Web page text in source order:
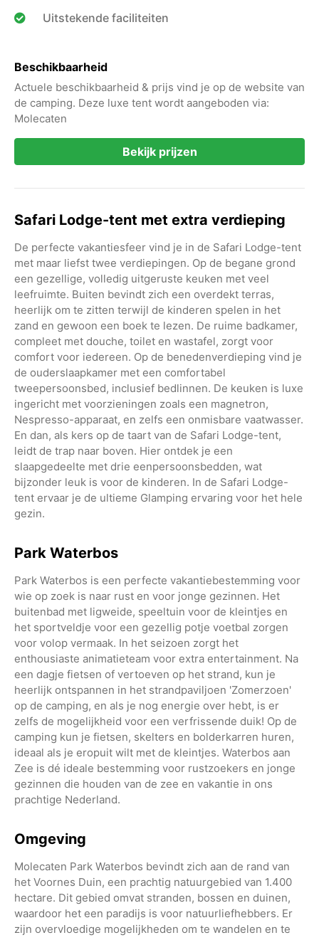
Uitstekende faciliteiten
Beschikbaarheid
Actuele beschikbaarheid & prijs vind je op de website van
de camping. Deze luxe tent wordt aangeboden via:
Molecaten
Bekijk prijzen
Safari Lodge-tent met extra verdieping
De perfecte vakantiesfeer vind je in de Safari Lodge-tent
met maar liefst twee verdiepingen. Op de begane grond
een gezellige, volledig uitgeruste keuken met veel
leefruimte. Buiten bevindt zich een overdekt terras,
heerlijk om te zitten terwijl de kinderen spelen in het
zand en gewoon een boek te lezen. De ruime badkamer,
compleet met douche, toilet en wastafel, zorgt voor
comfort voor iedereen. Op de benedenverdieping vind je
de ouderslaapkamer met een comfortabel
tweepersoonsbed, inclusief bedlinnen. De keuken is luxe
ingericht met voorzieningen zoals een magnetron,
Nespresso-apparaat, en zelfs een onmisbare vaatwasser.
En dan, als kers op de taart van de Safari Lodge-tent,
leidt de trap naar boven. Hier ontdek je een
slaapgedeelte met drie eenpersoonsbedden, wat
bijzonder leuk is voor de kinderen. In de Safari Lodge-
tent ervaar je de ultieme Glamping ervaring voor het hele
gezin.
Park Waterbos
Park Waterbos is een perfecte vakantiebestemming voor
wie op zoek is naar rust en voor jonge gezinnen. Het
buitenbad met ligweide, speeltuin voor de kleintjes en
het sportveldje voor een gezellig potje voetbal zorgen
voor volop vermaak. In het seizoen zorgt het
enthousiaste animatieteam voor extra entertainment. Na
een dagje fietsen of vertoeven op het strand, kun je
heerlijk ontspannen in het strandpaviljoen 'Zomerzoen'
op de camping, en als je nog energie over hebt, is er
zelfs de mogelijkheid voor een verfrissende duik! Op de
camping kun je fietsen, skelters en bolderkarren huren,
ideaal als je eropuit wilt met de kleintjes. Waterbos aan
Zee is dé ideale bestemming voor rustzoekers en jonge
gezinnen die houden van de zee en vakantie in ons
prachtige Nederland.
Omgeving
Molecaten Park Waterbos bevindt zich aan de rand van
het Voornes Duin, een prachtig natuurgebied van 1.400
hectare. Dit gebied omvat stranden, bossen en duinen,
waardoor het een paradijs is voor natuurliefhebbers. Er
zijn overvloedige mogelijkheden om te wandelen en te